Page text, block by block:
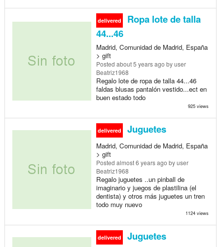
delivered
Ropa lote de talla
44...46
Madrid, Comunidad de Madrid, España
> gift
Posted about 5 years ago by user
Beatriz1968
Regalo lote de ropa de talla 44...46
faldas blusas pantalón vestido...ect en
buen estado todo
925 views
delivered Juguetes
Madrid, Comunidad de Madrid, España
> gift
Posted almost 6 years ago by user
Beatriz1968
Regalo juguetes ..un pinball de
imaginario y juegos de plastilina (el
dentista) y otros más juguetes un tren
todo muy nuevo
1124 views
delivered Juguetes